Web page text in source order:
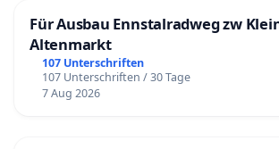
Für Ausbau Ennstalradweg zw
Altenmarkt
107 Unterschriften
107 Unterschriften / 30 Tage
7 Aug 2026